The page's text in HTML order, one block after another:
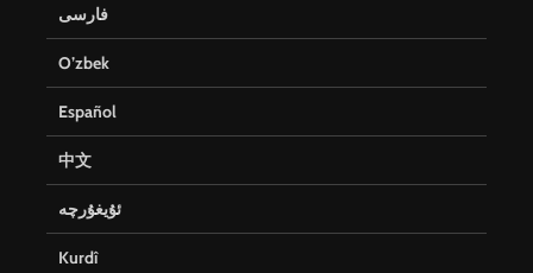
فارسی
O’zbek
Español
中文
ئۇيغۇرچە
Kurdî